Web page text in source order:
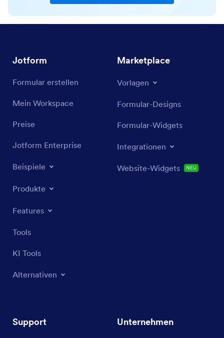
Jotform
Formular erstellen
Mein Workspace
Preise
Jotform Enterprise
Beispiele
Produkte
Features
Tools
KI Tools
Alternativen
Marketplace
Vorlagen
Formular-Designs
Formular-Widgets
Integrationen
Website-Widgets NEU
Support Unternehmen